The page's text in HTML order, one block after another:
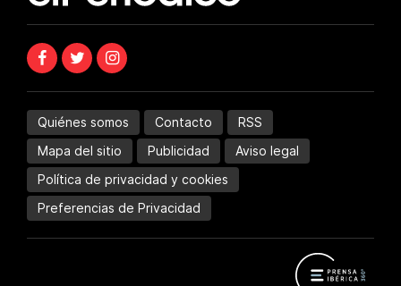
Quiénes somos Contacto
RSS
Mapa del sitio
Publicidad
Aviso legal
Política de privacidad y cookies
Preferencias de Privacidad